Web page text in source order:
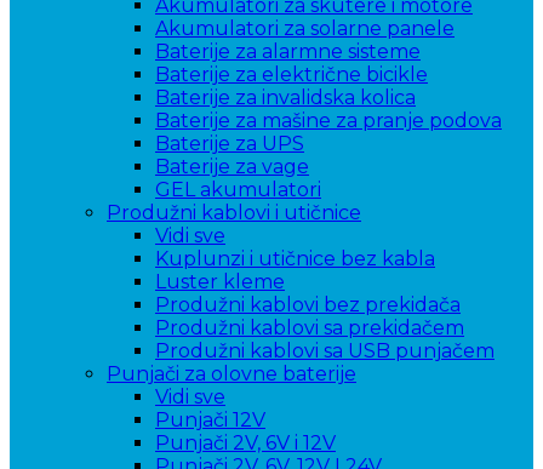
Akumulatori za skutere i motore
Akumulatori za solarne panele
Baterije za alarmne sisteme
Baterije za električne bicikle
Baterije za invalidska kolica
Baterije za mašine za pranje podova
Baterije za UPS
Baterije za vage
GEL akumulatori
Produžni kablovi i utičnice
Vidi sve
Kuplunzi i utičnice bez kabla
Luster kleme
Produžni kablovi bez prekidača
Produžni kablovi sa prekidačem
Produžni kablovi sa USB punjačem
Punjači za olovne baterije
Vidi sve
Punjači 12V
Punjači 2V, 6V i 12V